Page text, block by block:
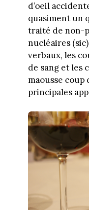
d’oeil
quasiment un
traité de non-
nucléaires
verbaux, les
de sang et les
maousse
principales